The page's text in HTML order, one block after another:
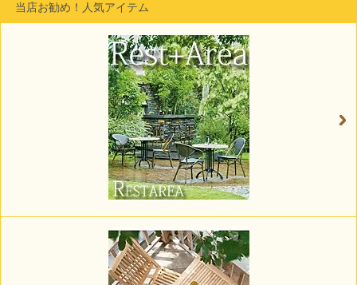
当店お勧め！人気アイテム